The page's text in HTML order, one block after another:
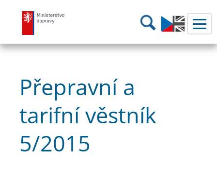
Ministerstvo dopravy Hledání
Přepravní a
tarifní věstník
5/2015